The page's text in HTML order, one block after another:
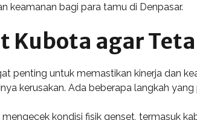
keamanan bagi para tamu di Denpasar.
Kubota agar
penting untuk memastikan kinerja dan
kerusakan. Ada beberapa langkah
kondisi fisik genset, termasuk